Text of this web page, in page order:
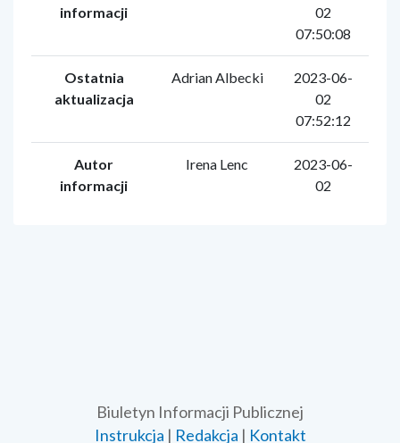
informacji
02
07:50:08
Ostatnia
aktualizacja
Adrian Albecki
2023-06-
02
07:52:12
Autor
informacji
Irena Lenc
2023-06-
02
Biuletyn Informacji Publicznej
Instrukcja | Redakcja | Kontakt